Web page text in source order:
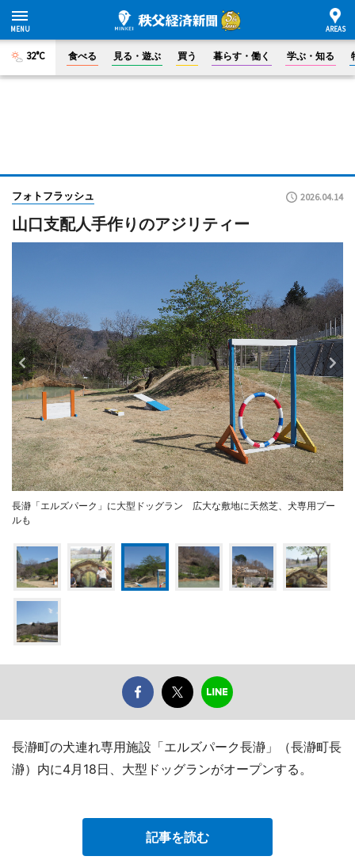
32°C 食べる 見る・遊ぶ 買う 暮らす・働く 学ぶ・知る
フォトフラッシュ 2026.04.14
山口支配人手作りのアジリティー
長瀞「エルズパーク」に大型ドッグラン 広大な敷地に天然芝、犬専用プー
ルも
長瀞町の犬連れ専用施設「エルズパーク長瀞」（長瀞町長
瀞）内に4月18日、大型ドッグランがオープンする。
記事を読む